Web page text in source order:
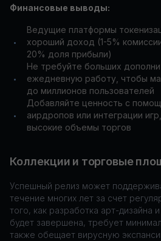
Финансовые выводы:
•
Ведущие платформы
хороший доход (1-5%
20% доля прибыли)
•
Не требуйте больших
ежедневную работу, чтобы
до миллионов пользователей
•
Добавляйте ценность с
аирдропов или интеграции
высокие объемы торгов
Коллекции и торговые
Успешный релиз может
течение многих лет за счет
того, как разработка арт-дизайна
будет завершена, требует
также обещает вирусную